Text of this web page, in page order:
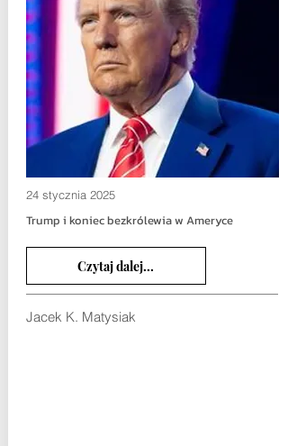
24 stycznia 2025
Trump i koniec bezkrólewia w Ameryce
Czytaj dalej...
Jacek K. Matysiak